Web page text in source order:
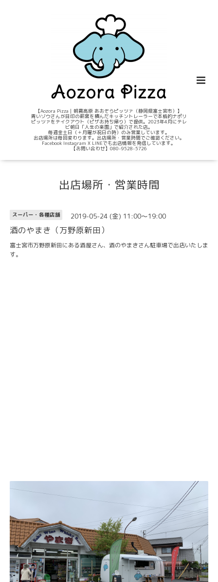
【Aozora Pizza｜朝霧高原 あおぞらピッツァ（静岡県富士宮市）】
青いゾウさんが目印の薪窯を積んだキッチントレーラーで本格的ナポリ
ピッツァをテイクアウト（ピザお持ち帰り）で提供。2023年4月にテレ
ビ朝日「人生の楽園」で紹介された店。
毎週金土日（＋月曜が祝日の時）のみ営業しています。
出店場所は毎回変わります。出店場所・営業時間でご確認ください。
Facebook Instagram X LINEでも出店情報を発信しています。
【お問い合わせ】080-9528-5726
出店場所・営業時間
スーパー・各種店舗 2019-05-24 (金) 11:00～19:00
酒のやまき（万野原新田）
富士宮市万野原新田にある酒屋さん、酒のやまきさん駐車場で出店いたしま
す。